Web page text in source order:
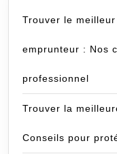
Trouver le
emprunteur : Nos
professionnel
Trouver la
Conseils pour